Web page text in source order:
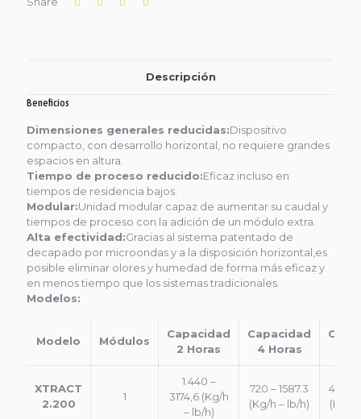
Descripción
Beneficios
Dimensiones generales reducidas:Dispositivo
compacto, con desarrollo horizontal, no requiere grandes
espacios en altura.
Tiempo de proceso reducido:Eficaz incluso en
tiempos de residencia bajos.
Modular:Unidad modular capaz de aumentar su caudal y
tiempos de proceso con la adición de un módulo extra.
Alta efectividad:Gracias al sistema patentado de
decapado por microondas y a la disposición horizontal,es
posible eliminar olores y humedad de forma más eficaz y
en menos tiempo que los sistemas tradicionales.
Modelos:
Modelo Módulos
Capacidad
2 Horas
Capacidad
4 Horas
XTRACT
2.200
1
1.440 –
3174,6 (Kg/h
– lb/h)
720 – 1587.3
(Kg/h – lb/h)
480 –
(Kg/h